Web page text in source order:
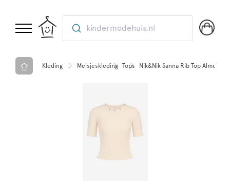
kindermodehuis.nl
Kleding Meisjeskleding Tops Nik&Nik Sanna Rib Top Almond